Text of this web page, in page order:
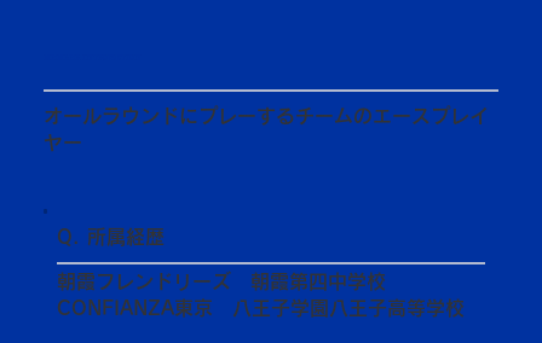
オールラウンドにプレーするチームのエースプレイ
ヤー
Q. 所属経歴
朝霞フレンドリーズ 朝霞第四中学校
CONFIANZA東京 八王子学園八王子高等学校